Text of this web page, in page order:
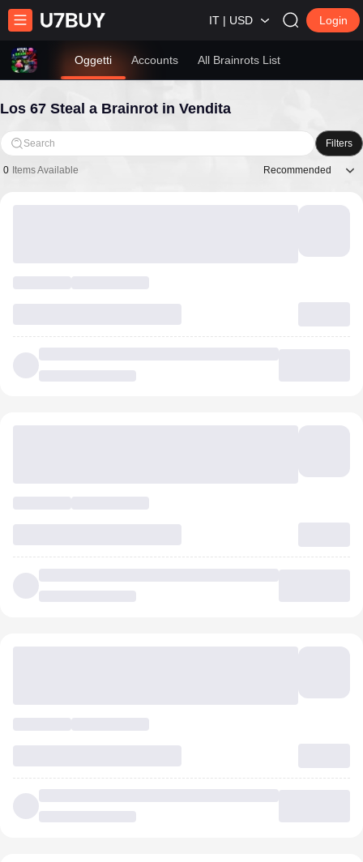
IT | USD Login
Oggetti Accounts All Brainrots List
Los 67 Steal a Brainrot in Vendita
Search Filters
0 Items Available Recommended